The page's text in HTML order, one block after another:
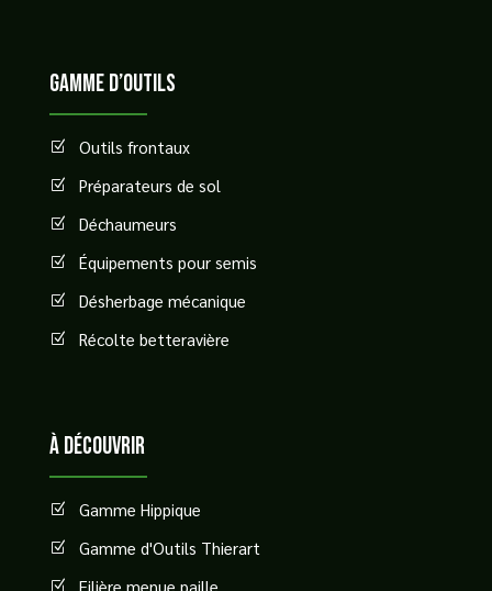
GAMME D’OUTILS
Z Outils frontaux
Z Préparateurs de sol
Z Déchaumeurs
Z Équipements pour semis
Z Désherbage mécanique
Z Récolte betteravière
à découvrir
Z Gamme Hippique
Z Gamme d'Outils Thierart
Z Filière menue paille